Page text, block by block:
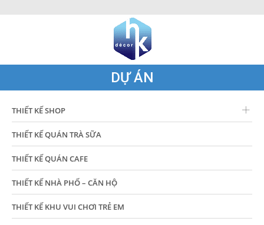
DỰ ÁN
THIẾT KẾ SHOP
THIẾT KẾ QUÁN TRÀ SỮA
THIẾT KẾ QUÁN CAFE
THIẾT KẾ NHÀ PHỐ – CĂN HỘ
THIẾT KẾ KHU VUI CHƠI TRẺ EM